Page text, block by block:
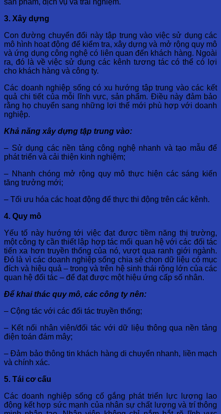
sản phẩm, dịch vụ và trải nghiệm.
3. Xây dựng
Con đường chuyển đổi này tập trung vào việc sử dụng các
mô hình hoạt động để kiểm tra, xây dựng và mở rộng quy mô
và ứng dụng công nghệ có liên quan đến khách hàng. Ngoài
ra, đó là về việc sử dụng các kênh tương tác có thể có lợi
cho khách hàng và công ty.
Các doanh nghiệp sống có xu hướng tập trung vào các kết
quả chi tiết của mỗi lĩnh vực, sản phẩm. Điều này đảm bảo
rằng họ chuyển sang những lợi thế mới phù hợp với doanh
nghiệp.
Khả năng xây dựng tập trung vào:
– Sử dụng các nền tảng công nghệ nhanh và tạo mẫu để
phát triển và cải thiện kinh nghiệm;
– Nhanh chóng mở rộng quy mô thực hiện các sáng kiến
tăng trưởng mới;
– Tối ưu hóa các hoạt động để thực thi động trên các kênh.
4. Quy mô
Yếu tố này hướng tới việc đạt được tiềm năng thị trường,
một công ty cần thiết lập hợp tác mối quan hệ với các đối tác
tiến xa hơn truyền thống của nó, vượt qua ranh giới ngành.
Đó là vì các doanh nghiệp sống chia sẻ chọn dữ liệu có mục
đích và hiệu quả – trong và trên hệ sinh thái rộng lớn của các
quan hệ đối tác – để đạt được một hiệu ứng cấp số nhân.
Để khai thác quy mô, các công ty nên:
– Cộng tác với các đối tác truyền thống;
– Kết nối nhân viên/đối tác với dữ liệu thông qua nền tảng
điện toán đám mây;
– Đảm bảo thông tin khách hàng di chuyển nhanh, liền mạch
và chính xác.
5. Tái cơ cấu
Các doanh nghiệp sống cố gắng phát triển lực lượng lao
động kết hợp sức mạnh của nhân sự chất lượng và trí thông